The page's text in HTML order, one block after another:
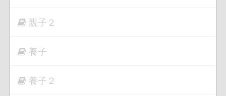
親子２
養子
養子２